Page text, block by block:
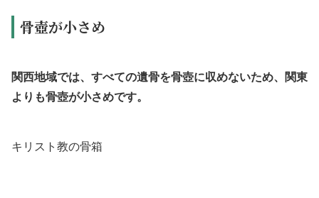
骨壺が小さめ
関西地域では、すべての遺骨を骨壺に収めないため、関東
よりも骨壺が小さめです。
キリスト教の骨箱